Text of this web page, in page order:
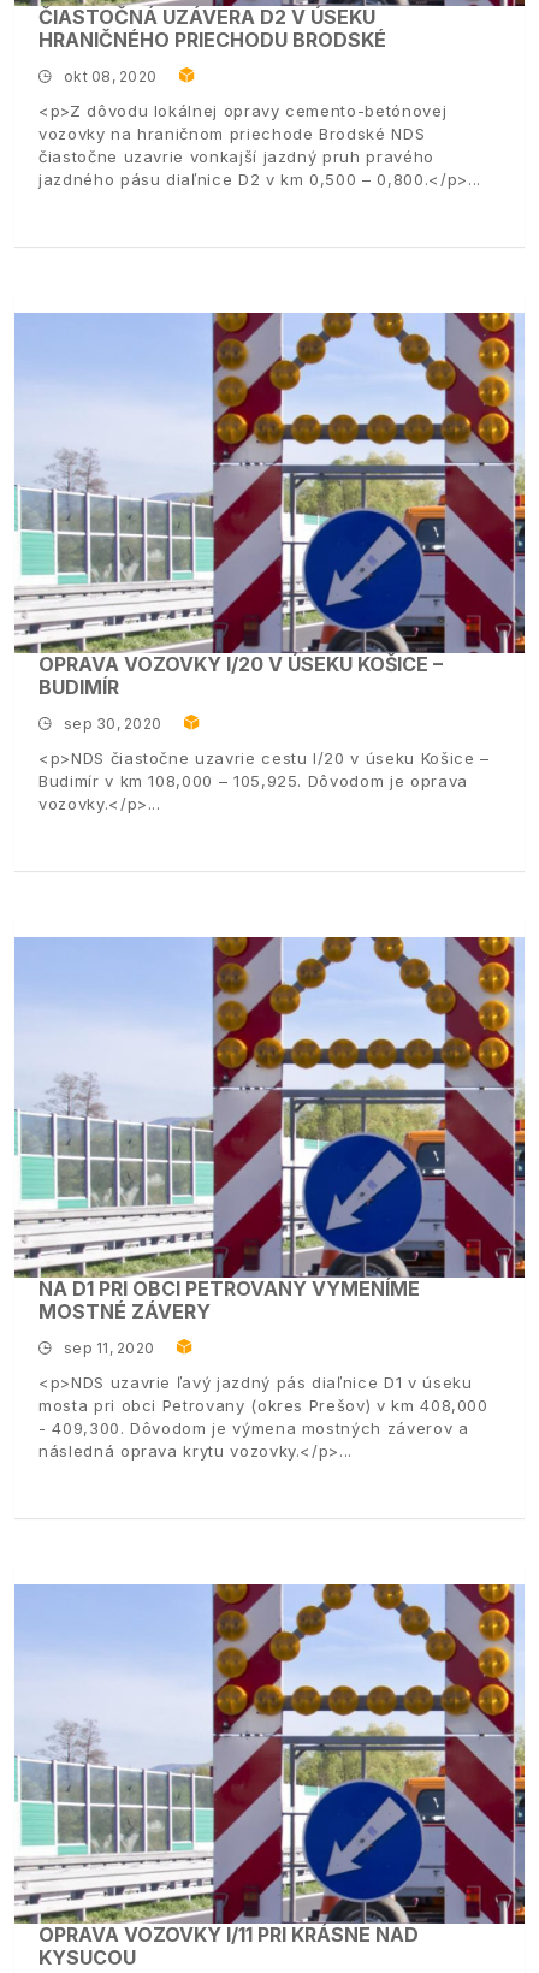
ČIASTOČNÁ UZÁVERA D2 V ÚSEKU
HRANIČNÉHO PRIECHODU BRODSKÉ
okt 08, 2020
<p>Z dôvodu lokálnej opravy cemento-betónovej
vozovky na hraničnom priechode Brodské NDS
čiastočne uzavrie vonkajší jazdný pruh pravého
jazdného pásu diaľnice D2 v km 0,500 – 0,800.</p>
OPRAVA VOZOVKY I/20 V ÚSEKU KOŠICE –
BUDIMÍR
sep 30, 2020
<p>NDS čiastočne uzavrie cestu I/20 v úseku Košice –
Budimír v km 108,000 – 105,925. Dôvodom je oprava
vozovky.</p>
NA D1 PRI OBCI PETROVANY VYMENÍME
MOSTNÉ ZÁVERY
sep 11, 2020
<p>NDS uzavrie ľavý jazdný pás diaľnice D1 v úseku
mosta pri obci Petrovany (okres Prešov) v km 408,000
- 409,300. Dôvodom je výmena mostných záverov a
následná oprava krytu vozovky.</p>
OPRAVA VOZOVKY I/11 PRI KRÁSNE NAD
KYSUCOU